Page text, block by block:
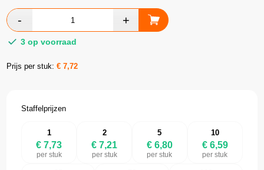
3 op voorraad
Prijs per stuk:€7,72
Staffelprijzen
1
€ 7,73
per stuk
2
€ 7,21
per stuk
5
€ 6,80
per stuk
10
€ 6,59
per stuk